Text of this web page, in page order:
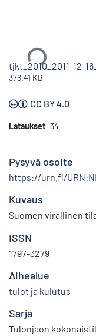
Ladataan...
tjkt_2010_2011-12-
376.41 KB
CC BY 4.0
Lataukset 34
Pysyvä osoite
https://urn.fi/
Kuvaus
Suomen virallinen
ISSN
1797-3279
Aihealue
tulot ja kulutus
Sarja
Tulonjaon